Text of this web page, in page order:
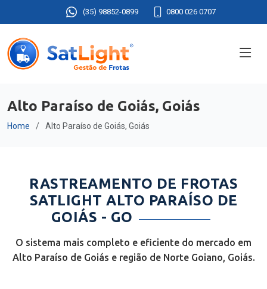
(35) 98852-0899 0800 026 0707
Alto Paraíso de Goiás, Goiás
Home Alto Paraíso de Goiás, Goiás
RASTREAMENTO DE FROTAS
SATLIGHT ALTO PARAÍSO DE
GOIÁS - GO
O sistema mais completo e eficiente do mercado em
Alto Paraíso de Goiás e região de Norte Goiano, Goiás.